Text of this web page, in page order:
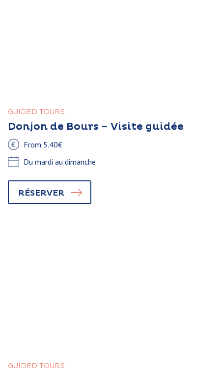
GUIDED TOURS
Donjon de Bours – Visite guidée
From 5.40€
Du mardi au dimanche
RÉSERVER
GUIDED TOURS